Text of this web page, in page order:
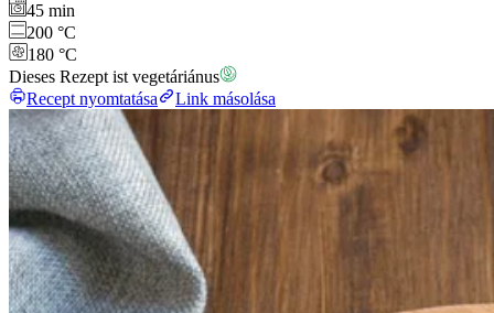
45 min
200 °C
180 °C
Dieses Rezept ist vegetáriánus
Recept nyomtatása
Link másolása